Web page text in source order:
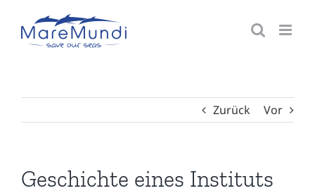
Inhalt
springen
Zurück Vor
Geschichte eines Instituts